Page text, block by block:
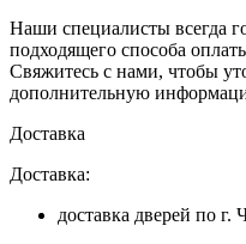
Наши специалисты всегда
подходящего способа
Свяжитесь с нами, чтобы
дополнительную
Доставка
Доставка:
доставка дверей по г.